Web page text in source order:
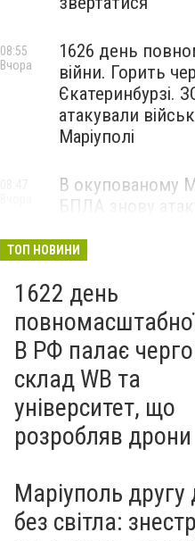
1626 день
війни. Горить
Єкатеринбурзі.
атакували
Маріуполі
08:55
Вчора
В окупованому
БПЛА знову
— ВІДЕО
ТОП НОВИНИ
1622 день
В РФ палає
склад WB та
університет, що
розробляв дрони
Маріуполь другу
без світла: